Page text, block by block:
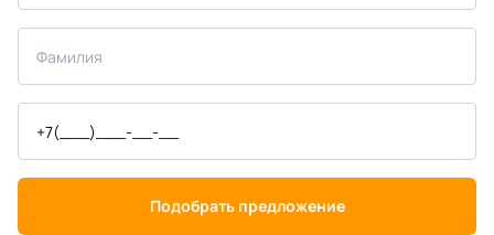
Подобрать предложение